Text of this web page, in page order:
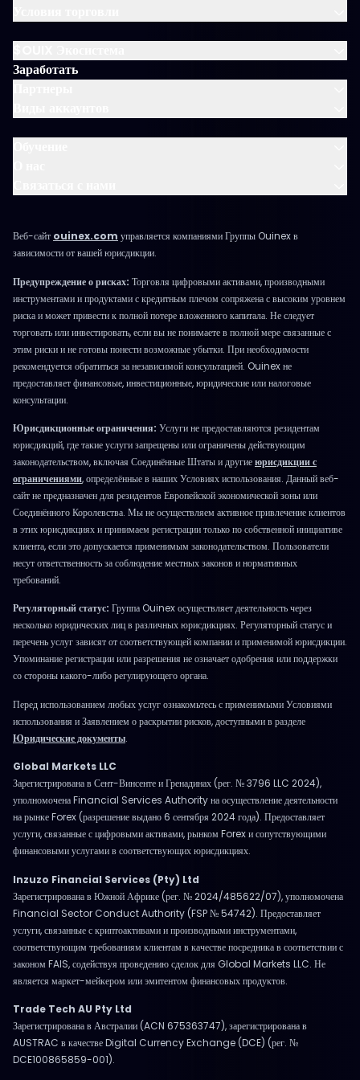
Заработать
Веб-сайт ouinex.com управляется компаниями Группы Ouinex в
зависимости от вашей юрисдикции.
Предупреждение о рисках: Торговля цифровыми активами, производными
инструментами и продуктами с кредитным плечом сопряжена с высоким уровнем
риска и может привести к полной потере вложенного капитала. Не следует
торговать или инвестировать, если вы не понимаете в полной мере связанные с
этим риски и не готовы понести возможные убытки. При необходимости
рекомендуется обратиться за независимой консультацией. Ouinex не
предоставляет финансовые, инвестиционные, юридические или налоговые
консультации.
Юрисдикционные ограничения: Услуги не предоставляются резидентам
юрисдикций, где такие услуги запрещены или ограничены действующим
законодательством, включая Соединённые Штаты и другиеюрисдикции с
ограничениями, определённые в наших Условиях использования. Данный веб-
сайт не предназначен для резидентов Европейской экономической зоны или
Соединённого Королевства. Мы не осуществляем активное привлечение клиентов
в этих юрисдикциях и принимаем регистрации только по собственной инициативе
клиента, если это допускается применимым законодательством. Пользователи
несут ответственность за соблюдение местных законов и нормативных
требований.
Регуляторный статус: Группа Ouinex осуществляет деятельность через
несколько юридических лиц в различных юрисдикциях. Регуляторный статус и
перечень услуг зависят от соответствующей компании и применимой юрисдикции.
Упоминание регистрации или разрешения не означает одобрения или поддержки
со стороны какого-либо регулирующего органа.
Перед использованием любых услуг ознакомьтесь с применимыми Условиями
использования и Заявлением о раскрытии рисков, доступными в разделе
Юридические документы.
Global Markets LLC
Зарегистрирована в Сент-Винсенте и Гренадинах (рег. № 3796 LLC 2024),
уполномочена Financial Services Authority на осуществление деятельности
на рынке Forex (разрешение выдано 6 сентября 2024 года). Предоставляет
услуги, связанные с цифровыми активами, рынком Forex и сопутствующими
финансовыми услугами в соответствующих юрисдикциях.
Inzuzo Financial Services (Pty) Ltd
Зарегистрирована в Южной Африке (рег. № 2024/485622/07), уполномочена
Financial Sector Conduct Authority (FSP № 54742). Предоставляет
услуги, связанные с криптоактивами и производными инструментами,
соответствующим требованиям клиентам в качестве посредника в соответствии с
законом FAIS, содействуя проведению сделок для Global Markets LLC. Не
является маркет-мейкером или эмитентом финансовых продуктов.
Trade Tech AU Pty Ltd
Зарегистрирована в Австралии (ACN 675363747), зарегистрирована в
AUSTRAC в качестве Digital Currency Exchange (DCE) (рег. №
DCE100865859-001).